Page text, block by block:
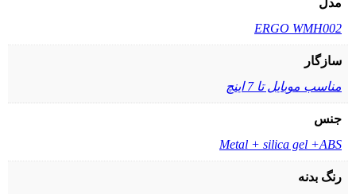
مدل
ERGO WMH002
سازگار
مناسب موبایل تا 7 اینچ
جنس
Metal + silica gel +ABS
رنگ بدنه